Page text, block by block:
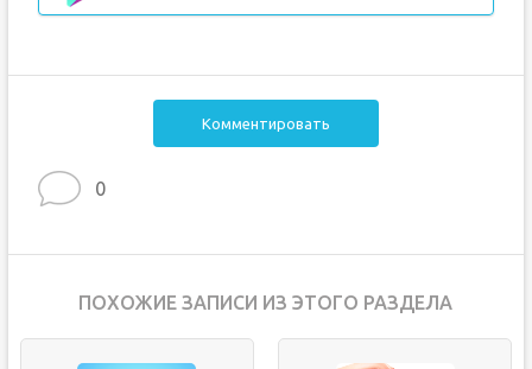
Комментировать
0
ПОХОЖИЕ ЗАПИСИ ИЗ ЭТОГО РАЗДЕЛА